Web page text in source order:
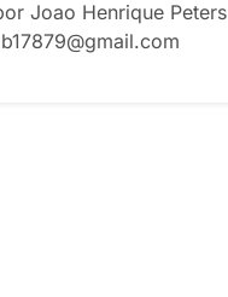
Joao Henrique Peters